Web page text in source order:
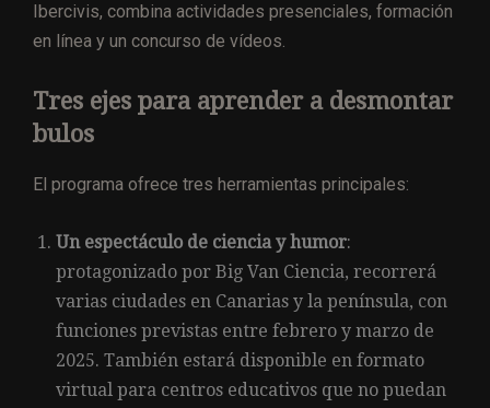
Ibercivis, combina actividades presenciales, formación
en línea y un concurso de vídeos.
Tres ejes para aprender a desmontar
bulos
El programa ofrece tres herramientas principales:
Un espectáculo de ciencia y humor:
protagonizado por Big Van Ciencia, recorrerá
varias ciudades en Canarias y la península, con
funciones previstas entre febrero y marzo de
2025. También estará disponible en formato
virtual para centros educativos que no puedan